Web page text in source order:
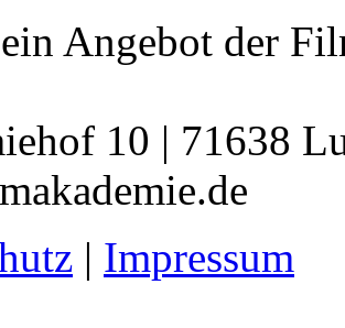
Angebot der
10 | 71638
| Impressum